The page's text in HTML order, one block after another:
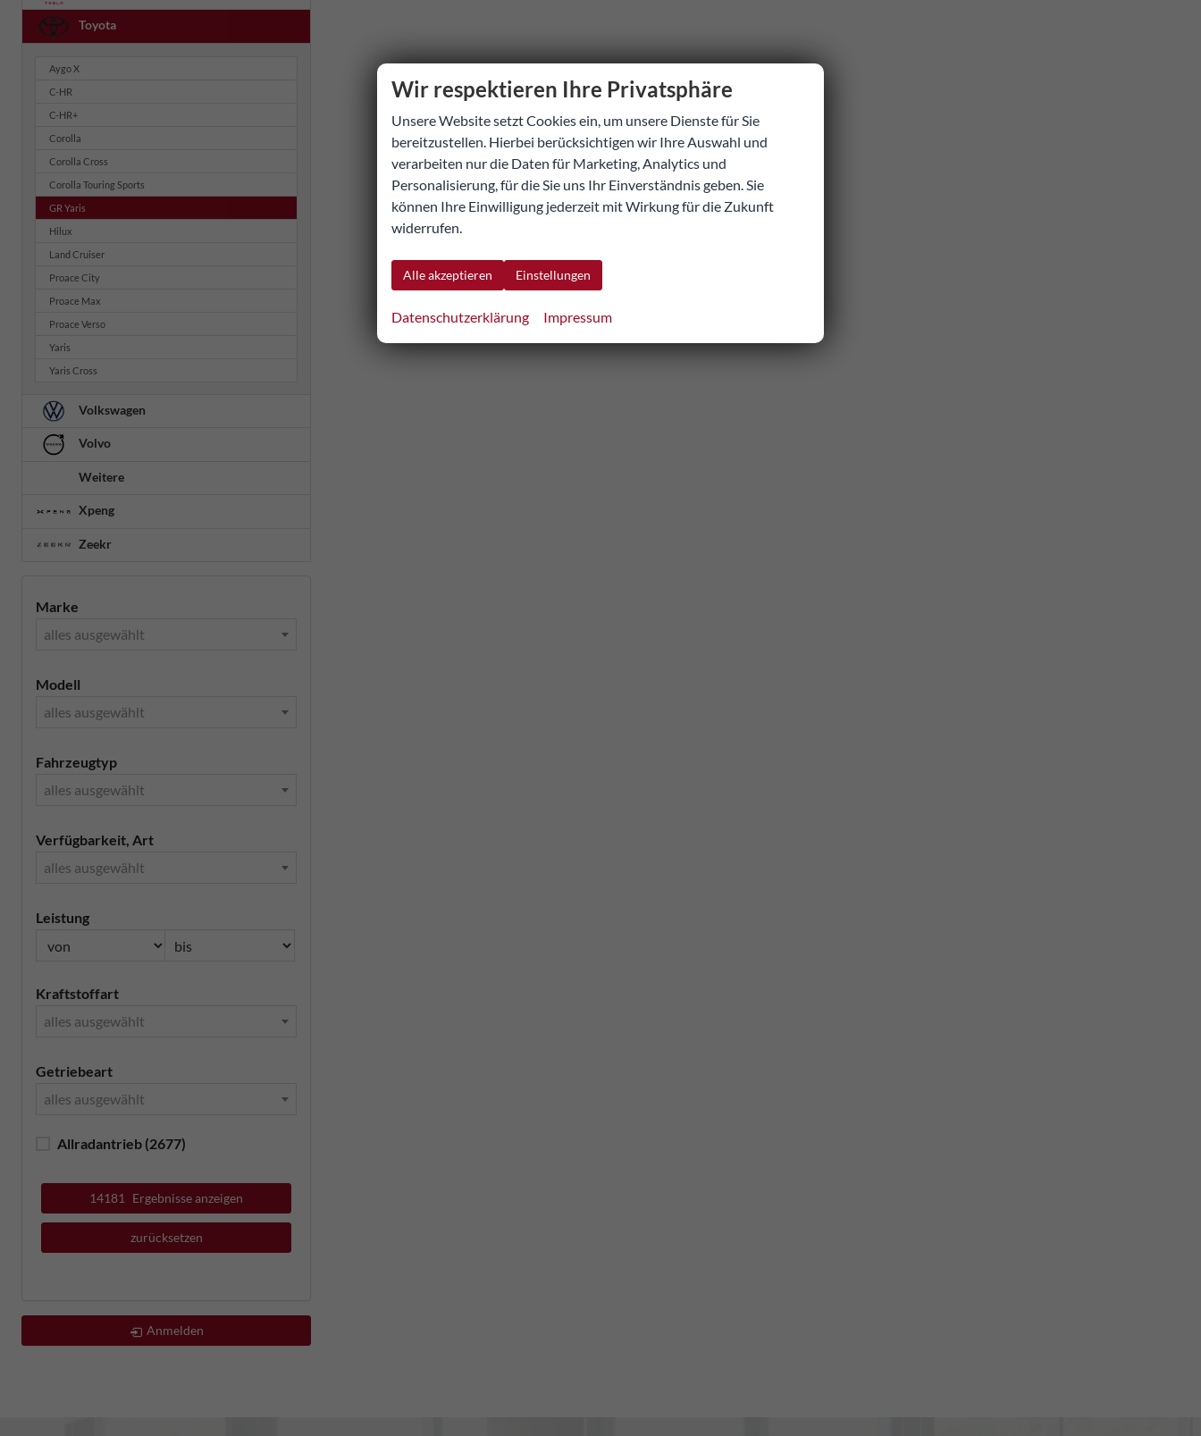
Toyota
Aygo X
C-HR
C-HR+
Corolla
Corolla Cross
Corolla Touring Sports
GR Yaris
Hilux
Land Cruiser
Proace City
Proace Max
Proace Verso
Yaris
Yaris Cross
Volkswagen
Volvo
Weitere
Xpeng
Zeekr
Marke
alles ausgewählt
Modell
alles ausgewählt
Fahrzeugtyp
alles ausgewählt
Verfügbarkeit, Art
alles ausgewählt
Leistung
Kraftstoffart
alles ausgewählt
Getriebeart
alles ausgewählt
Allradantrieb (2677)
14181 Ergebnisse anzeigen
zurücksetzen
Anmelden
Wir respektieren Ihre Privatsphäre
Unsere Website setzt Cookies ein, um unsere Dienste für Sie
bereitzustellen. Hierbei berücksichtigen wir Ihre Auswahl und
verarbeiten nur die Daten für Marketing, Analytics und
Personalisierung, für die Sie uns Ihr Einverständnis geben. Sie
können Ihre Einwilligung jederzeit mit Wirkung für die Zukunft
widerrufen.
Alle akzeptieren Einstellungen
Datenschutzerklärung Impressum